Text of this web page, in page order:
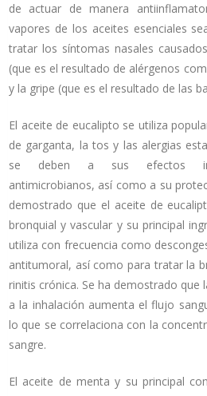
de actuar de manera
vapores de los aceites esenciales
tratar los síntomas nasales
(que es el resultado de alérgenos
y la gripe (que es el resultado de las
El aceite de eucalipto se utiliza
de garganta, la tos y las alergias
se deben a sus efectos
antimicrobianos, así como a su
demostrado que el aceite de
bronquial y vascular y su principal
utiliza con frecuencia como
antitumoral, así como para tratar la
rinitis crónica. Se ha demostrado que
a la inhalación aumenta el flujo
lo que se correlaciona con la
sangre.
El aceite de menta y su principal